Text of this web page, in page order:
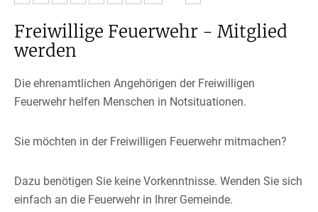
Freiwillige Feuerwehr - Mitglied
werden
Die ehrenamtlichen Angehörigen der Freiwilligen
Feuerwehr helfen Menschen in Notsituationen.
Sie möchten in der Freiwilligen Feuerwehr mitmachen?
Dazu benötigen Sie keine Vorkenntnisse. Wenden Sie sich
einfach an die Feuerwehr in Ihrer Gemeinde.